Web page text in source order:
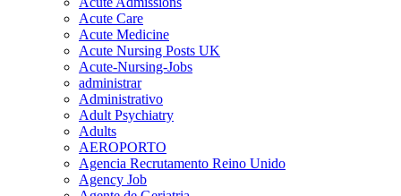
Acute Care
Acute Medicine
Acute Nursing Posts UK
Acute-Nursing-Jobs
administrar
Administrativo
Adult Psychiatry
Adults
AEROPORTO
Agencia Recrutamento Reino Unido
Agency Job